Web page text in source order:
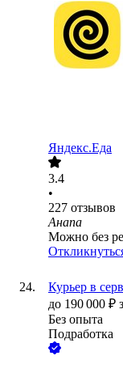
Яндекс.Еда
3.4
•
227 отзывов
Анапа
Можно без
Курьер в
до 190 000 ₽
Без опыта
Подработка